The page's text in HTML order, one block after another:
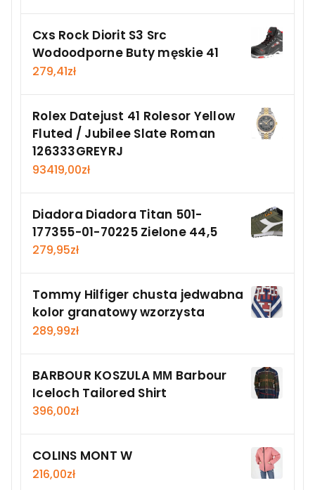
Cxs Rock Diorit S3 Src
Wodoodporne Buty męskie 41
279,41zł
Rolex Datejust 41 Rolesor Yellow
Fluted / Jubilee Slate Roman
126333GREYRJ
93419,00zł
Diadora Diadora Titan 501-
177355-01-70225 Zielone 44,5
279,95zł
Tommy Hilfiger chusta jedwabna
kolor granatowy wzorzysta
289,99zł
BARBOUR KOSZULA ΜΜ Barbour
Iceloch Tailored Shirt
396,00zł
COLINS MONT W
216,00zł